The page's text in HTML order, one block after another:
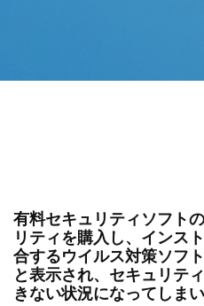
有料セキュリティソフト
リティを購入し、インス
合するウイルス対策ソフ
と表示され、セキュリテ
きない状況になってしまい